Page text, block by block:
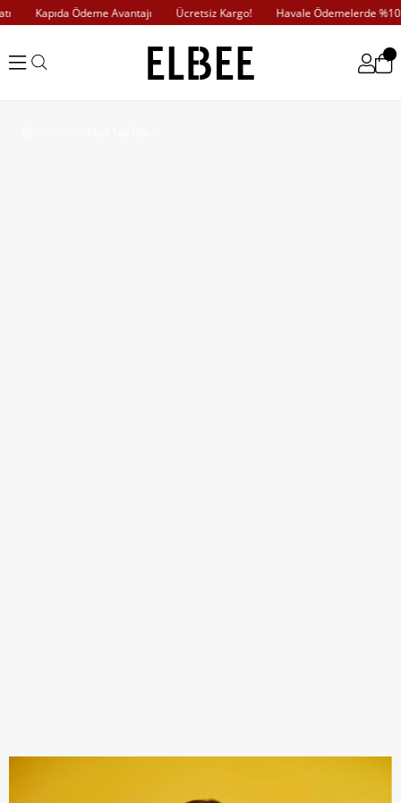
Kapıda Ödeme Avantajı Ücretsiz Kargo! Havale Ödemelerde %10